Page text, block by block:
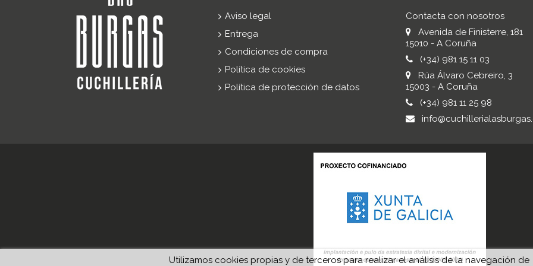
Aviso legal
Entrega
Condiciones de compra
Política de cookies
Política de protección de datos
Contacta con nosotros
Avenida de Finisterre, 181
15010 - A Coruña
(+34) 981 15 11 03
Rúa Álvaro Cebreiro, 3
15003 - A Coruña
(+34) 981 11 25 98
Utilizamos cookies propias y de terceros para realizar el análisis de la navegación de